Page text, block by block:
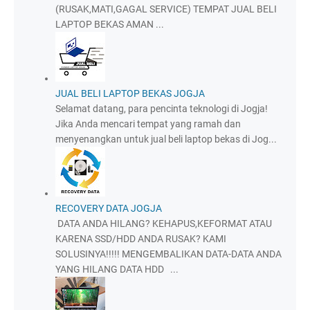
(RUSAK,MATI,GAGAL SERVICE) TEMPAT JUAL BELI
LAPTOP BEKAS AMAN ...
JUAL BELI LAPTOP BEKAS JOGJA
Selamat datang, para pencinta teknologi di Jogja!
Jika Anda mencari tempat yang ramah dan
menyenangkan untuk jual beli laptop bekas di Jog...
RECOVERY DATA JOGJA
DATA ANDA HILANG? KEHAPUS,KEFORMAT ATAU
KARENA SSD/HDD ANDA RUSAK? KAMI
SOLUSINYA!!!!! MENGEMBALIKAN DATA-DATA ANDA
YANG HILANG DATA HDD ...